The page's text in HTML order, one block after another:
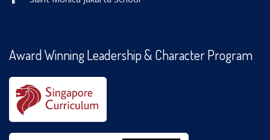
Award Winning Leadership & Character Program